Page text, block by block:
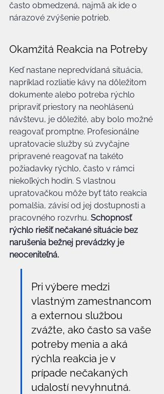
často obmedzená, najmä ak ide o
nárazové zvýšenie potrieb.
Okamžitá Reakcia na Potreby
Keď nastane nepredvídaná situácia,
napríklad rozliatie kávy na dôležitom
dokumente alebo potreba rýchlo
pripraviť priestory na neohlásenú
návštevu, je dôležité, aby bolo možné
reagovať promptne. Profesionálne
upratovacie služby sú zvyčajne
pripravené reagovať na takéto
požiadavky rýchlo, často v rámci
niekoľkých hodín. S vlastnou
upratovačkou môže byť táto reakcia
pomalšia, závisí od jej dostupnosti a
pracovného rozvrhu. Schopnosť
rýchlo riešiť nečakané situácie bez
narušenia bežnej prevádzky je
neoceniteľná.
Pri výbere medzi
vlastným zamestnancom
a externou službou
zvážte, ako často sa vaše
potreby menia a aká
rýchla reakcia je v
prípade nečakaných
udalostí nevyhnutná.